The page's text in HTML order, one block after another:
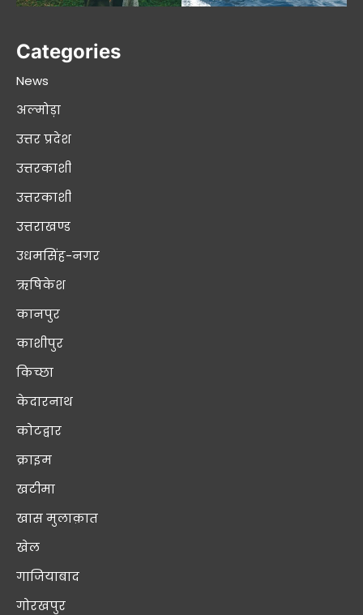
Categories
News
अल्मोड़ा
उत्तर प्रदेश
उत्तरकाशी
उत्तरकाशी
उत्तराखण्ड
उधमसिंह-नगर
ऋषिकेश
कानपुर
काशीपुर
किच्छा
केदारनाथ
कोटद्वार
क्राइम
खटीमा
खास मुलाक़ात
खेल
गाजियाबाद
गोरखपुर